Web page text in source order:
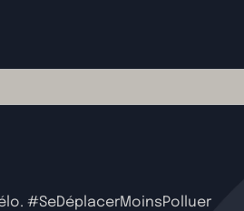
#SeDéplacerMoinsPolluer